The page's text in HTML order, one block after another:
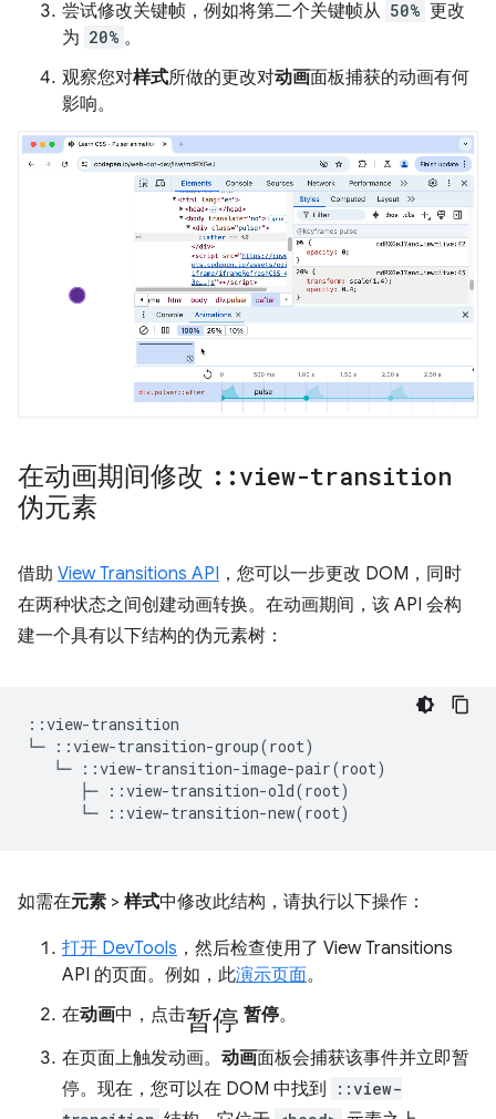
尝试修改关键帧，例如将第二个关键帧从 50% 更改
为 20% 。
观察您对样式所做的更改对动画面板捕获的动画有何
影响。
在动画期间修改 ::view-transition
伪元素
借助 View Transitions API ，您可以一步更改 DOM，同时
在两种状态之间创建动画转换。在动画期间，该 API 会构
建一个具有以下结构的伪元素树：
::view-transition
└─ ::view-transition-group(root)
   └─ ::view-transition-image-pair(root)
      ├─ ::view-transition-old(root)
如需在元素 > 样式中修改此结构，请执行以下操作：
打开 DevTools ，然后检查使用了 View Transitions
API 的页面。例如，此演示页面。
在动画中，点击暂停 暂停。
在页面上触发动画。 动画面板会捕获该事件并立即暂
停。现在，您可以在 DOM 中找到
::view-